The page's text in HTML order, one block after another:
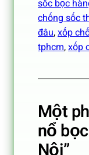
sốc bọc
chống sốc
đâu, xốp
tphcm, xốp
Một
nổ